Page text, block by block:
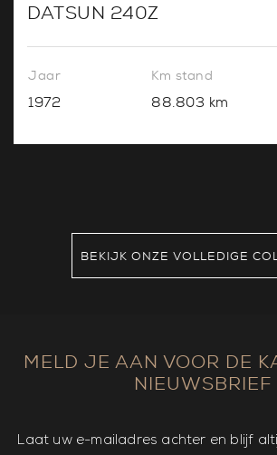
DATSUN 240Z
Jaar
1972
Km stand
88.803 km
BEKIJK ONZE VOLLEDIGE
MELD JE AAN VOOR DE
NIEUWSBRIEF
Laat uw e-mailadres achter en blijf